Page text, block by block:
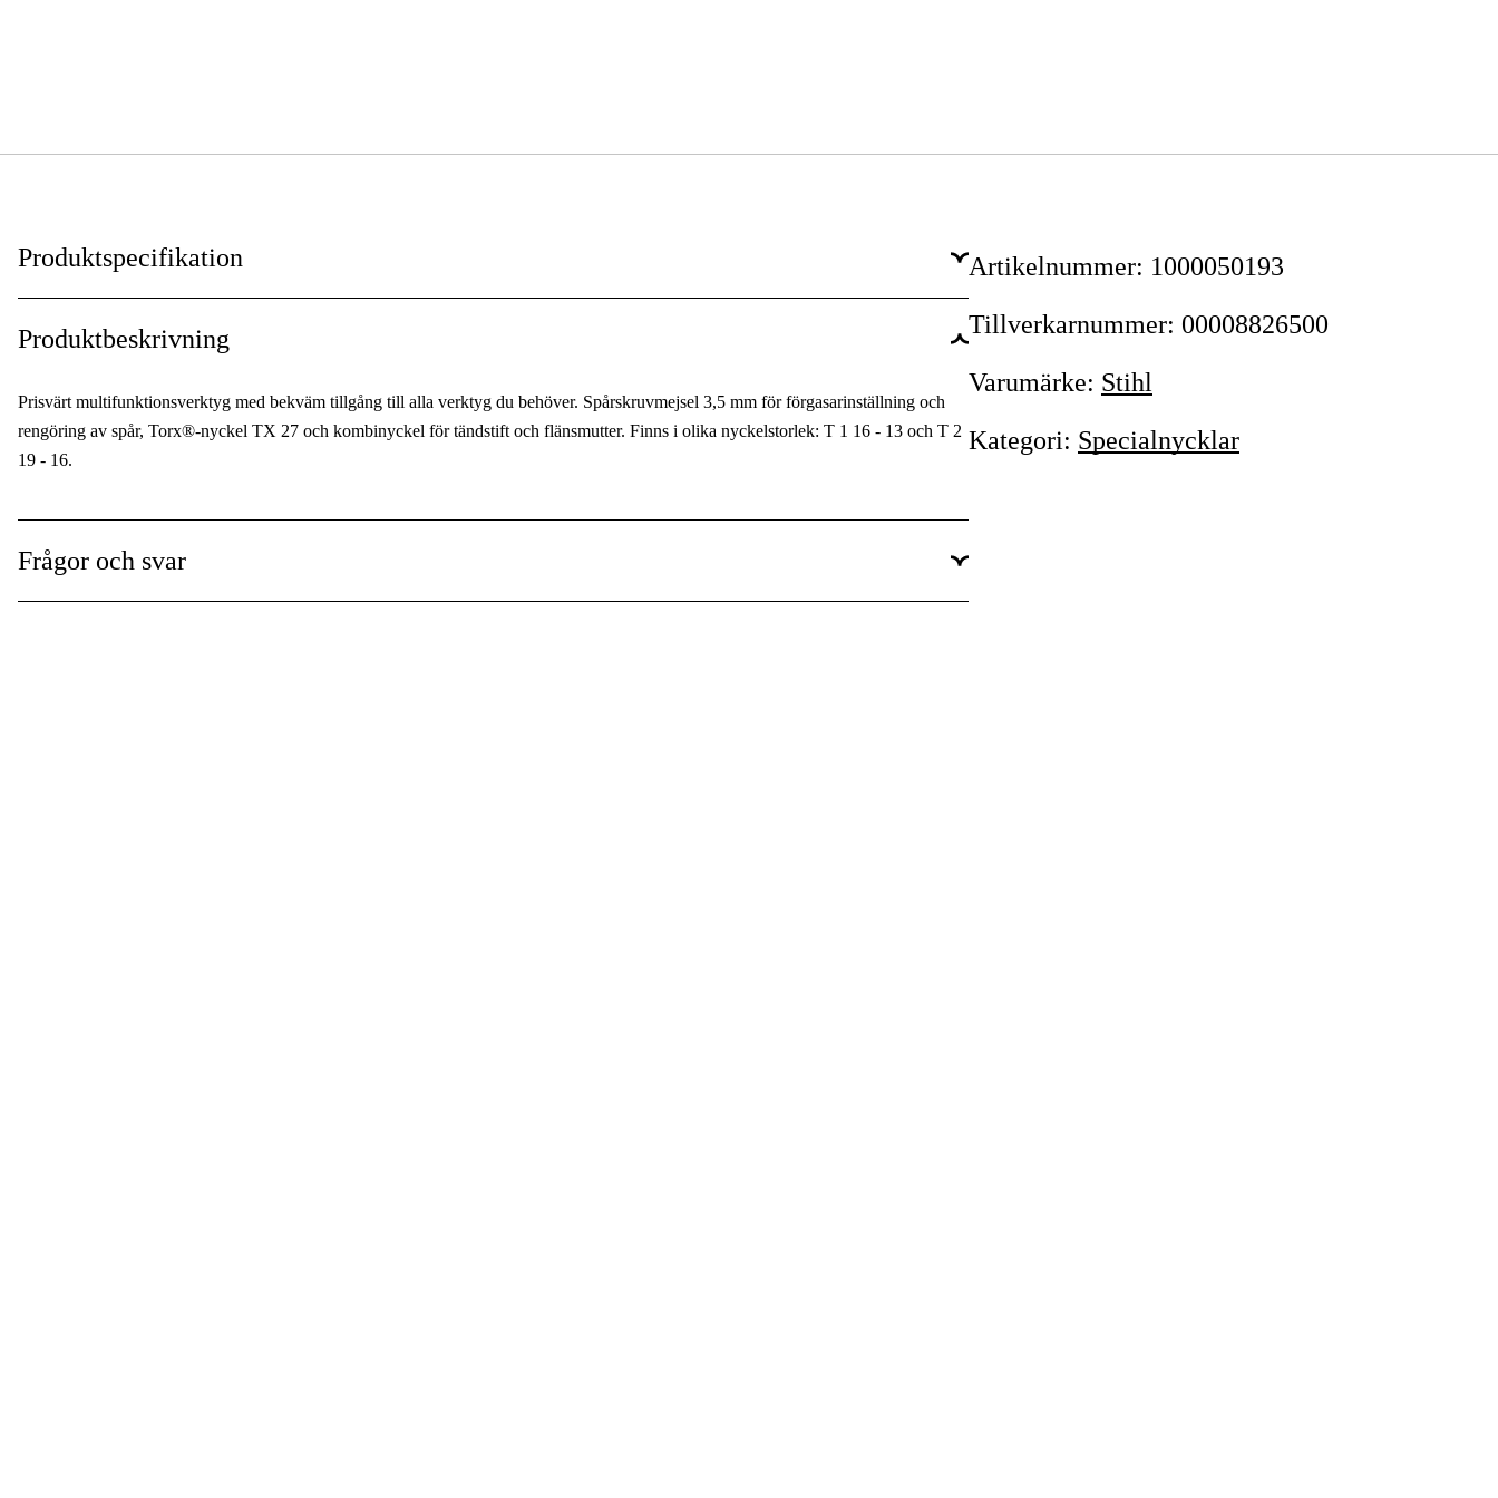
Produktspecifikation
Garanti:
1 år
Produktbeskrivning
Prisvärt multifunktionsverktyg med bekväm tillgång till alla verktyg du behöver. Spårskruvmejsel 3,5 mm för förgasarinställning och
rengöring av spår, Torx®-nyckel TX 27 och kombinyckel för tändstift och flänsmutter. Finns i olika nyckelstorlek: T 1 16 - 13 och T 2
19 - 16.
Frågor och svar
Artikelnummer: 1000050193
Tillverkarnummer: 00008826500
Varumärke: Stihl
Kategori: Specialnycklar